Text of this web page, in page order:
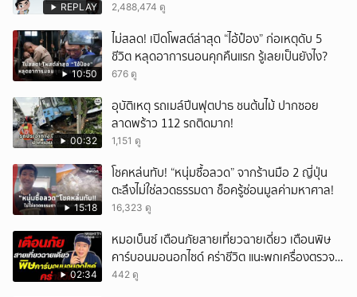
REPLAY 2,488,474 ดู
10:50
ไม่สลด! เปิดโพสต์ล่าสุด “ไอ้ป๋อง” ก่อเหตุดับ 5
ชีวิต หลุดอาการนอนคุกคืนแรก รู้เลยเป็นยังไง?
676 ดู
00:32
อุบัติเหตุ รถเมล์ปีนฟุตปาธ ชนต้นไม้ ปากซอย
ลาดพร้าว 112 รถติดมาก!
1,151 ดู
15:18
โชคหล่นทับ! “หนุ่มซื้อลวด” จากร้านมือ 2 ญี่ปุ่น
ตะลึงไม่ใช่ลวดธรรมดา ช็อครู้ซ่อนมูลค่ามหาศาล!
16,323 ดู
02:34
หมอเบ็นซ์ เตือนภัยสายเที่ยวฉายเดี่ยว เตือนพิษ
คาร์บอนมอนอกไซด์ คร่าชีวิต แนะพกเครื่องตรวจ
วัดติดตัว
442 ดู